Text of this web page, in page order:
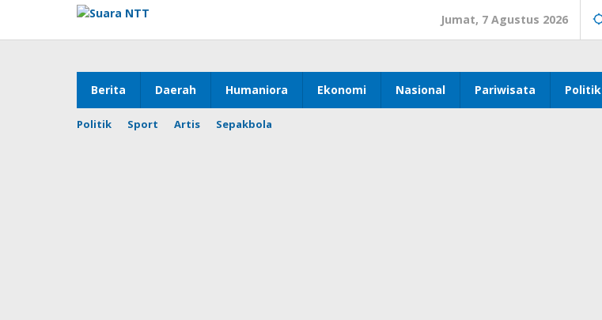
konten
Jumat, 7 Agustus 2026
Berita Daerah Humaniora Ekonomi Nasional Pariwisata Politik
Politik Sport Artis Sepakbola